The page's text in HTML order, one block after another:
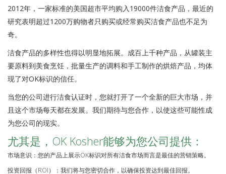
2012年，一家标准的美国超市平均购入19000件洁食产品，最近的
研究表明超过1200万购物者只购买或经常购买洁食产品也不足为
奇。
洁食产品的多样性也得以明显地拓展。成百上千种产品，从罐装主
要原料到美食烹饪，批量生产的调料和手工制作的烘焙产品，均体
现了对OK标识的信任。
当您的公司进行洁食认证时，您就打开了一个全新的巨大市场，并
且这个市场每天都在发展。我们期待与您合作，以使这些可能性成
为您公司的现实。
尤其是，OK Kosher能够为您公司提供：
市场意识：您的产品上展示OK标识对所有洁食市场而言是最佳的营销策略。
投资回报（ROI）：我们将与您密切合作，以确保投资达到最佳回报。